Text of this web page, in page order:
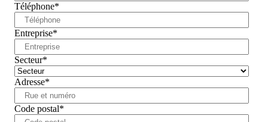
Téléphone*
Entreprise*
Secteur*
Adresse*
Code postal*